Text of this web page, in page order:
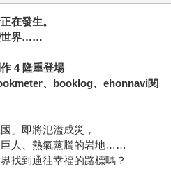
在發生。
世界……
4 隆重登場
、booklog、ehonnavi閱
」即將氾濫成災，
巨人、熱氣蒸騰的岩地……
找到通往幸福的路標嗎？